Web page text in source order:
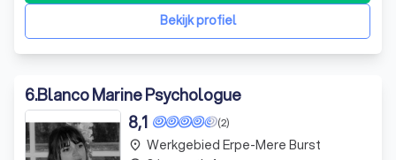
hebben met psychische of psychiatr
Bekijk profiel
6.Blanco Marine Psychologue
(2)
8,1
place Werkgebied Erpe-Mere Burst